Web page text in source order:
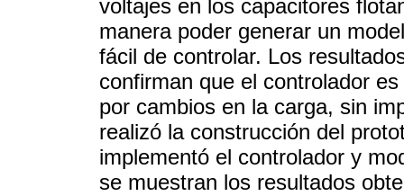
voltajes en los capacitores
manera poder generar un
fácil de controlar. Los
confirman que el controlador
por cambios en la carga, sin
realizó la construcción del
implementó el controlador y
se muestran los resultados